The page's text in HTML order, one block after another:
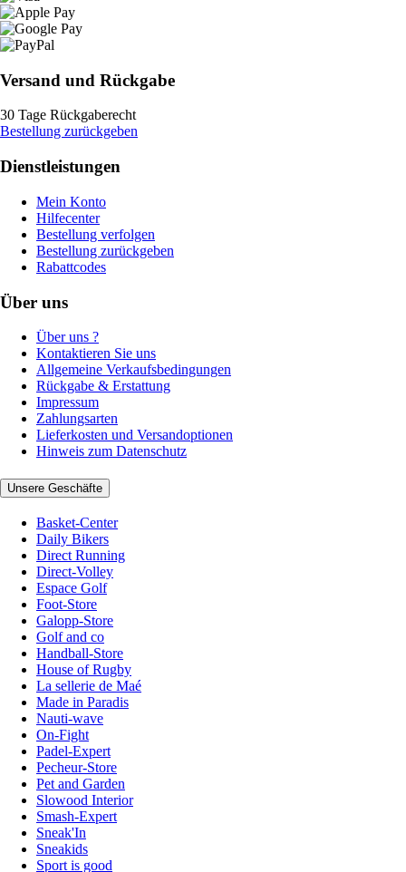
Versand und Rückgabe
30 Tage Rückgaberecht
Bestellung zurückgeben
Dienstleistungen
Mein Konto
Hilfecenter
Bestellung verfolgen
Bestellung zurückgeben
Rabattcodes
Über uns
Über uns ?
Kontaktieren Sie uns
Allgemeine Verkaufsbedingungen
Rückgabe & Erstattung
Impressum
Zahlungsarten
Lieferkosten und Versandoptionen
Hinweis zum Datenschutz
Unsere Geschäfte
Basket-Center
Daily Bikers
Direct Running
Direct-Volley
Espace Golf
Foot-Store
Galopp-Store
Golf and co
Handball-Store
House of Rugby
La sellerie de Maé
Made in Paradis
Nauti-wave
On-Fight
Padel-Expert
Pecheur-Store
Pet and Garden
Slowood Interior
Smash-Expert
Sneak'In
Sneakids
Sport is good